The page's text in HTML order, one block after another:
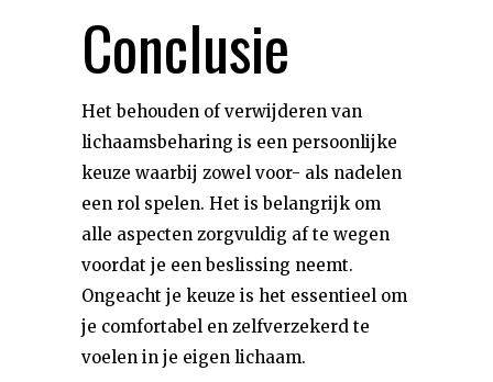
Conclusie
Het behouden of verwijderen van
lichaamsbeharing is een persoonlijke
keuze waarbij zowel voor- als nadelen
een rol spelen. Het is belangrijk om
alle aspecten zorgvuldig af te wegen
voordat je een beslissing neemt.
Ongeacht je keuze is het essentieel om
je comfortabel en zelfverzekerd te
voelen in je eigen lichaam.